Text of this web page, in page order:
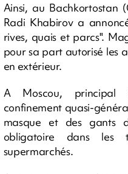
Ainsi, au Bachkortostan
Radi Khabirov a
rives, quais et parcs".
pour sa part autorisé les
en extérieur.
A Moscou, principal
confinement quasi-
masque et des gants
obligatoire dans les
supermarchés.